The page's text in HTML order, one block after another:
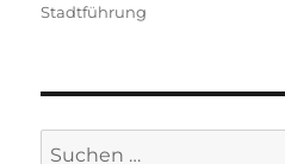
Stadtführung
Suchen